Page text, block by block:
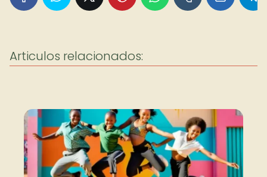
Articulos relacionados: